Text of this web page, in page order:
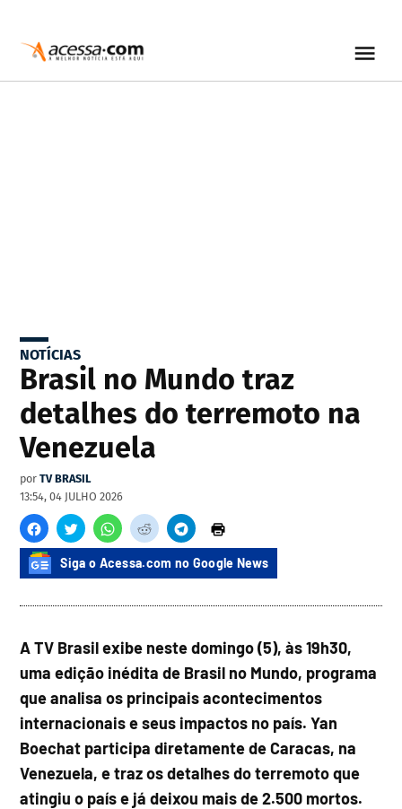
NOTÍCIAS
Brasil no Mundo traz
detalhes do terremoto na
Venezuela
por TV BRASIL
13:54, 04 JULHO 2026
Siga o Acessa.com no Google News
A TV Brasil exibe neste domingo (5), às 19h30,
uma edição inédita de Brasil no Mundo, programa
que analisa os principais acontecimentos
internacionais e seus impactos no país. Yan
Boechat participa diretamente de Caracas, na
Venezuela, e traz os detalhes do terremoto que
atingiu o país e já deixou mais de 2.500 mortos.